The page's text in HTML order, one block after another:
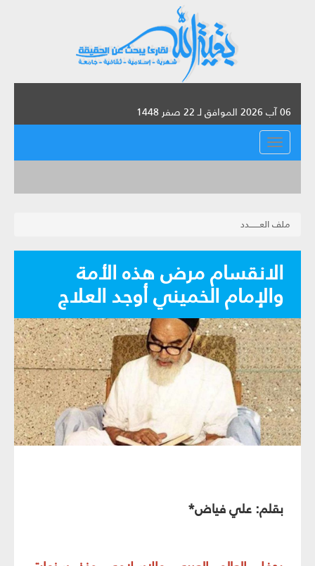
06 آب 2026 الموافق لـ 22 صفر 1448
القائمة
ملف العـــــــدد
الانقسام مرض هذه الأمة
والإمام الخميني أوجد العلاج
بقلم: علي فياض*